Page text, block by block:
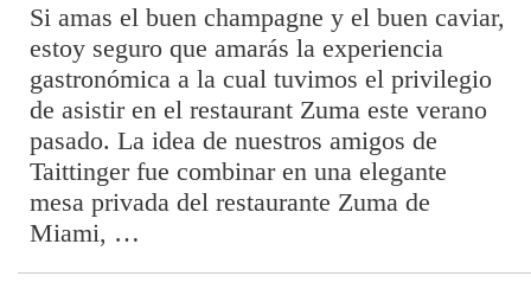
Si amas el buen champagne y el buen caviar,
estoy seguro que amarás la experiencia
gastronómica a la cual tuvimos el privilegio
de asistir en el restaurant Zuma este verano
pasado. La idea de nuestros amigos de
Taittinger fue combinar en una elegante
mesa privada del restaurante Zuma de
Miami, …